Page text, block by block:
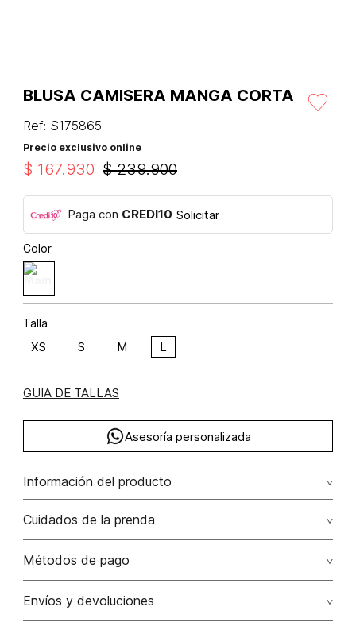
BLUSA CAMISERA MANGA CORTA
Ref: S175865
Precio exclusivo online
$ 239.900
$ 167.930
Paga con CREDI10 Solicitar
Color
Talla
XS S M L
GUIA DE TALLAS
Asesoría personalizada
Información del producto
algodón 97% elastano 3% 97.00% algodón/cotton3.00%
elastano/elastane
Cuidados de la prenda
Lavar a mano por separado / no dejar en remojo / no
No usar lejia
Métodos de pago
Tarjetas de crédito: Visa, Dinners, Master Card y American
Envíos y devoluciones